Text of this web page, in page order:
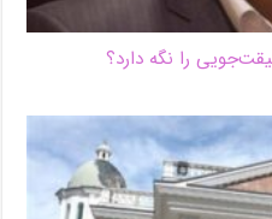
را نگه دارد؟